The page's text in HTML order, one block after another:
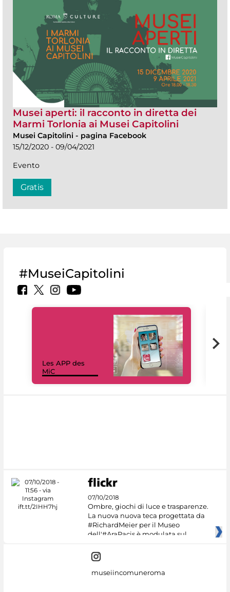
Musei aperti: il racconto in diretta dei
Marmi Torlonia ai Musei Capitolini
Musei Capitolini - pagina Facebook
15/12/2020 - 09/04/2021
Evento
Gratis
#MuseiCapitolini
Les APP des
MiC
07/10/2018
Ombre, giochi di luce e trasparenze.
La nuova nuova teca progettata da
#RichardMeier per il Museo
dell'#AraPacis è modulata sul
museiincomuneroma